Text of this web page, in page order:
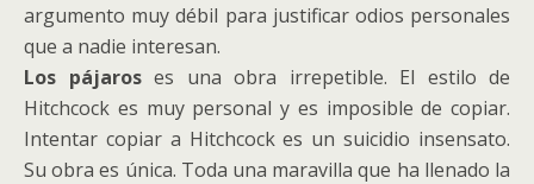
argumento muy débil para justificar odios personales
que a nadie interesan.
Los pájaroses una obra irrepetible. El estilo de
Hitchcock es muy personal y es imposible de copiar.
Intentar copiar a Hitchcock es un suicidio insensato.
Su obra es única. Toda una maravilla que ha llenado la